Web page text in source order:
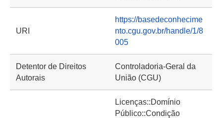
URI
https://basedeconhecime
nto.cgu.gov.br/handle/1/8
005
Detentor de Direitos
Autorais
Controladoria-Geral da
União (CGU)
Licenças::Domínio
Público::Condição